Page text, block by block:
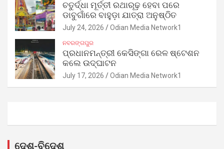
ଚତୁର୍ଦ୍ଧା ମୂର୍ତ୍ତୀ ରଥାରୂଢ଼ ହେବା ପରେ
ଡାବୁଗାଁରେ ବାହୁଡ଼ା ଯାତ୍ରା ଅନୁଷ୍ଠିତ
July 24, 2026 Odian Media Network1
ନବରଙ୍ଗପୁର
ପ୍ରଧାନମନ୍ତ୍ରୀ କେସିଙ୍ଗା ରେଳ ଷ୍ଟେଶନ
କଲେ ଉଦ୍‌ଘାଟନ
July 17, 2026 Odian Media Network1
ଦେଶ-ବିଦେଶ